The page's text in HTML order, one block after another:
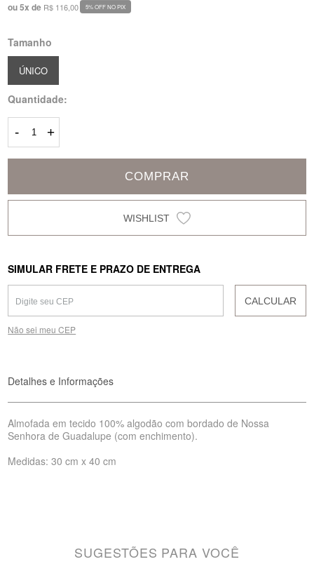
ou5x de R$ 116,00 5% OFF NO PIX
Tamanho
ÚNICO
Quantidade:
- +
COMPRAR
SIMULAR FRETE E PRAZO DE ENTREGA
CALCULAR
Não sei meu CEP
Detalhes e Informações
Almofada em tecido 100% algodão com bordado de Nossa
Senhora de Guadalupe (com enchimento).
Medidas: 30 cm x 40 cm
SUGESTÕES PARA VOCÊ